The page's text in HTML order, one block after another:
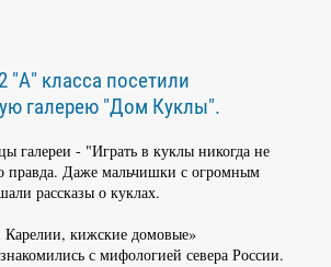
"А" класса посетили
галерею "Дом Куклы".
галереи - "Играть в куклы никогда не
правда. Даже мальчишки с огромным
рассказы о куклах.
кижские домовые»
с мифологией севера России.